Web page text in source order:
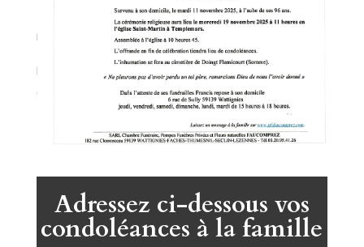
Adressez ci-dessous vos
condoléances à la famille